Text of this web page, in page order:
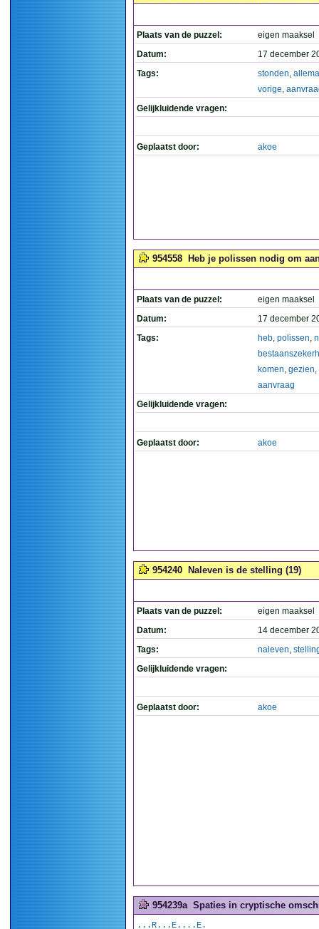
Plaats van de puzzel:
eigen maaksel
Datum:
17 december
Tags:
stonden,
vorige,
Gelijkluidende vragen:
Geplaatst door: akoe
954558 Heb je polissen nodig om
Plaats van de puzzel:
eigen maaksel
Datum:
17 december
Tags:
heb, polissen,
komen, gezien,
aanvraag
Gelijkluidende vragen:
Geplaatst door: akoe
954240 Naleven is de stelling (19)
Plaats van de puzzel:
eigen maaksel
Datum:
14 december
Tags:
naleven,
Gelijkluidende vragen:
Geplaatst door: akoe
954239a Spaties in cryptische
...R...E....E.